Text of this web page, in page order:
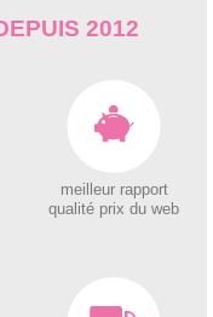
2012
meilleur rapport
qualité prix du web